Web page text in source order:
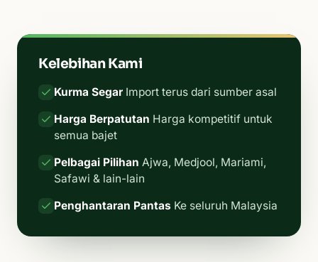
Kelebihan Kami
Kurma Segar Import terus dari sumber asal
Harga Berpatutan Harga kompetitif untuk
semua bajet
Pelbagai Pilihan Ajwa, Medjool, Mariami,
Safawi & lain-lain
Penghantaran Pantas Ke seluruh Malaysia